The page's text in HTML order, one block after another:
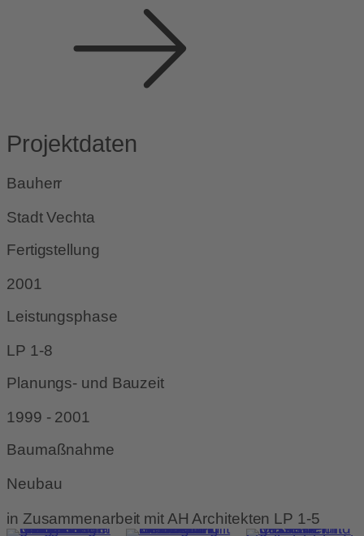
Projektdaten
Bauherr
Stadt Vechta
Fertigstellung
2001
Leistungsphase
LP 1-8
Planungs- und Bauzeit
1999 - 2001
Baumaßnahme
Neubau
in Zusammenarbeit mit AH Architekten LP 1-5